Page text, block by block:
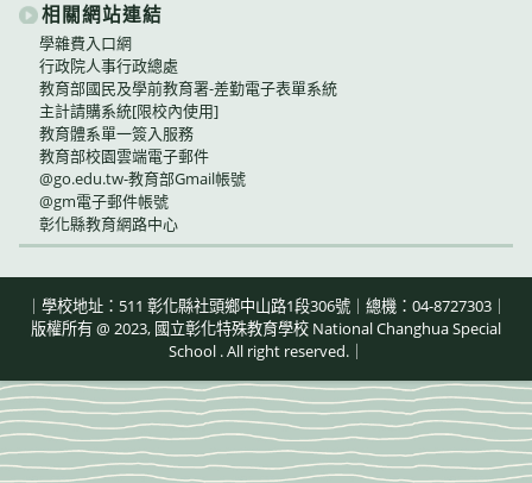
相關網站連結
學雜費入口網
行政院人事行政總處
教育部國民及學前教育署-差勤電子表單系統
主計請購系統[限校內使用]
教育體系單一簽入服務
教育部校園雲端電子郵件
@go.edu.tw-教育部Gmail帳號
@gm電子郵件帳號
彰化縣教育網路中心
｜學校地址：511 彰化縣社頭鄉中山路1段306號｜總機：04-8727303｜
版權所有 @ 2023, 國立彰化特殊教育學校 National Changhua Special
School . All right reserved.｜